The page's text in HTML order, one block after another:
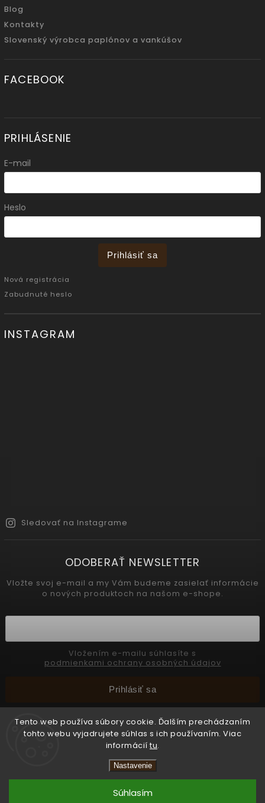
Tento web používa súbory cookie. Ďalším prechádzaním
tohto webu vyjadrujete súhlas s ich používaním. Viac
informácií tu.
Nastavenie
Súhlasím
Objednávky prijímame bez obmedzení, všetky
zásielky budú odoslané od 10. 8. 2026. Ďakujeme
za pochopenie.
Blog
Kontakty
Slovenský výrobca paplónov a vankúšov
FACEBOOK
PRIHLÁSENIE
E-mail
Heslo
Prihlásiť sa
Nová registrácia
Zabudnuté heslo
INSTAGRAM
Sledovať na Instagrame
ODOBERAŤ NEWSLETTER
Vložte svoj e-mail a my Vám budeme zasielať informácie
o nových produktoch na našom e-shope.
podmienkami ochrany osobných údajov
Prihlásiť sa
Copyright 2026INTERMEDIC SK. Všetky práva vyhradené.
VytvořilShoptet